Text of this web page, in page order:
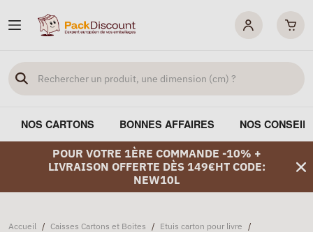
NOS CARTONS BONNES AFFAIRES NOS
POUR VOTRE 1ÈRE COMMANDE -10% +
LIVRAISON OFFERTE DÈS 149€HT CODE:
NEW10L
Accueil / Caisses Cartons et Boites / Etuis carton pour livre /